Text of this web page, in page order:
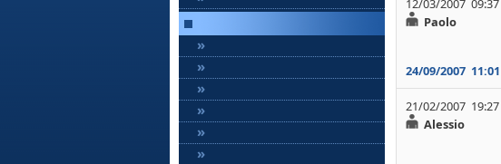
»
»
»
»
»
»
12/03/2007 09:37
Paolo
24/09/2007 11:01
21/02/2007 19:27
Alessio